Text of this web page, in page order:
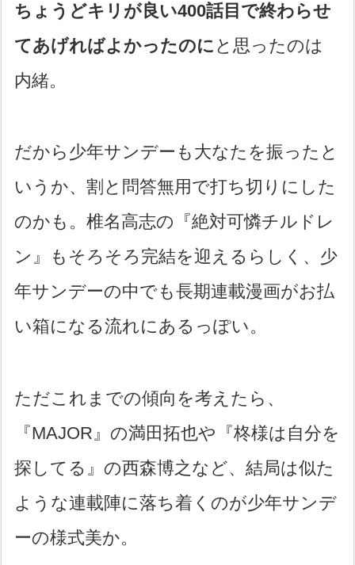
ちょうどキリが良い400話目で終わらせ
てあげればよかったのに と思ったのは
内緒。
だから少年サンデーも大なたを振ったと
いうか、割と問答無用で打ち切りにした
のかも。椎名高志の『絶対可憐チルドレ
ン』もそろそろ完結を迎えるらしく、少
年サンデーの中でも長期連載漫画がお払
い箱になる流れにあるっぽい。
ただこれまでの傾向を考えたら、
『MAJOR』の満田拓也や『柊様は自分を
探してる』の西森博之など、結局は似た
ような連載陣に落ち着くのが少年サンデ
ーの様式美か。